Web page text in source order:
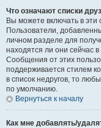
Что означают списки
Вы можете включать в эти
Пользователи,
личном разделе для
находятся ли они сейчас
Сообщения от этих
поддерживается стилем
в список недругов, то
по умолчанию.
Вернуться к началу
Как мне добавлять/